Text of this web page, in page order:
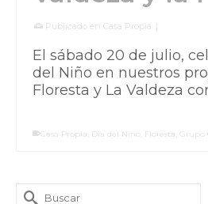
Publicado en Casa Propia |
El sábado 20 de julio,
del Niño en nuestros
Floresta y La Valdeza
Casa Propia Dia del Nino Floresta Grupo